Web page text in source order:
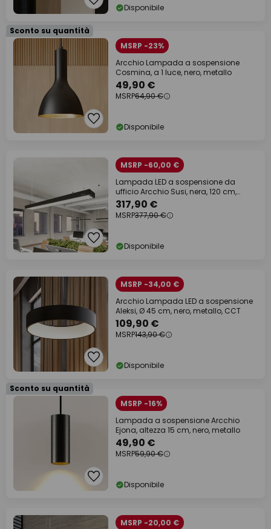
Disponibile
Sconto su quantità
MSRP -23%
Arcchio Lampada a sospensione
Cosmina, a 1 luce, nero, metallo
49,90 €
MSRP64,90 €
Disponibile
MSRP -60,00 €
Lampada LED a sospensione da
ufficio Arcchio Susi, nera, 120 cm,
4000K, DALI
317,90 €
MSRP377,90 €
Disponibile
MSRP -34,00 €
Arcchio Lampada LED a sospensione
Aleksi, Ø 45 cm, nero, metallo, CCT
109,90 €
MSRP143,90 €
Disponibile
Sconto su quantità
MSRP -16%
Lampada a sospensione Arcchio
Ejona, altezza 15 cm, nero, metallo
49,90 €
MSRP59,90 €
Disponibile
MSRP -20,00 €